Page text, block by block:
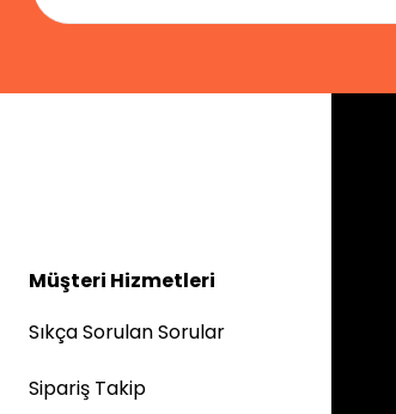
Müşteri Hizmetleri
Sıkça Sorulan Sorular
Sipariş Takip